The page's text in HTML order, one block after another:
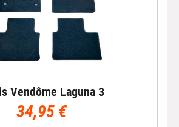
Vendôme Laguna 3
34,95 €